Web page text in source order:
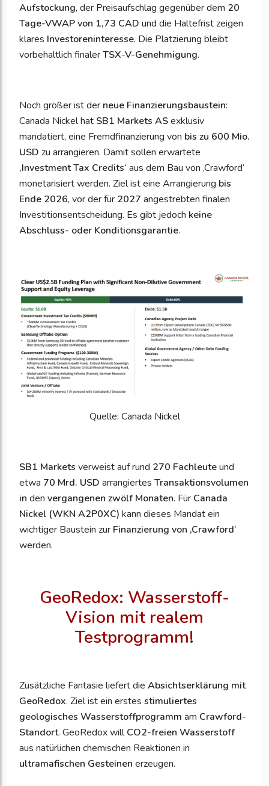
Aufstockung, der Preisaufschlag gegenüber dem 20
Tage-VWAP von 1,73 CAD und die Haltefrist zeigen
klares Investoreninteresse. Die Platzierung bleibt
vorbehaltlich finalerTSX-V-Genehmigung.
Noch größer ist der neue Finanzierungsbaustein:
Canada Nickel hat SB1 Markets ASexklusiv
mandatiert, eine Fremdfinanzierung von bis zu 600 Mio.
USD zu arrangieren. Damit sollen erwartete
‚Investment Tax Credits‘ aus dem Bau von ‚Crawford‘
monetarisiert werden. Ziel ist eine Arrangierung bis
Ende 2026, vor der für 2027 angestrebten finalen
Investitionsentscheidung. Es gibt jedoch keine
Abschluss- oder Konditionsgarantie.
Quelle: Canada Nickel
SB1 Markets verweist auf rund 270 Fachleuteund
etwa 70 Mrd. USD arrangiertes Transaktionsvolumen
in den vergangenen zwölf Monaten. Für Canada
Nickel (WKN A2P0XC) kann dieses Mandat ein
wichtiger Baustein zur Finanzierung von ‚Crawford‘
werden.
GeoRedox: Wasserstoff-
Vision mit realem
Testprogramm!
Zusätzliche Fantasie liefert die Absichtserklärung mit
GeoRedox. Ziel ist ein erstes stimuliertes
geologisches Wasserstoffprogramm am Crawford-
Standort. GeoRedox willCO2-freien Wasserstoff
aus natürlichen chemischen Reaktionen in
ultramafischen Gesteinen erzeugen.